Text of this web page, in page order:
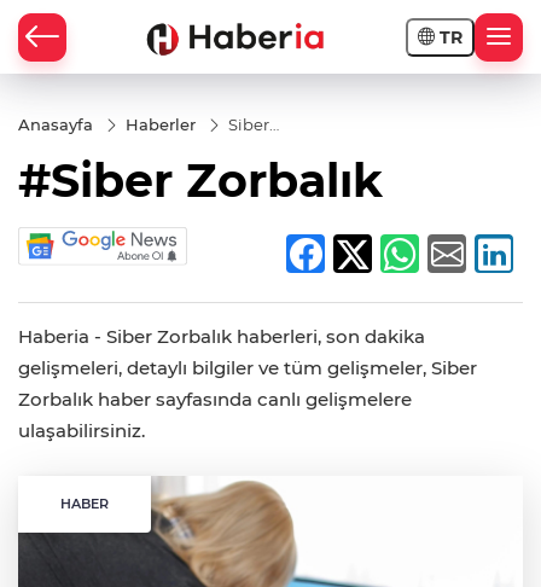
TR
Anasayfa Haberler
Siber
#Siber Zorbalık
Haberia - Siber Zorbalık haberleri, son dakika
gelişmeleri, detaylı bilgiler ve tüm gelişmeler, Siber
Zorbalık haber sayfasında canlı gelişmelere
ulaşabilirsiniz.
HABER